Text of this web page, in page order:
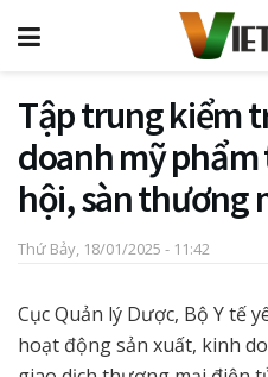
Tập trung kiểm
doanh mỹ
hội, sàn thương
Thứ Bảy, 18/01/2025 - 11:42
Cục Quản lý Dược, Bộ Y tế
hoạt động sản xuất, kinh